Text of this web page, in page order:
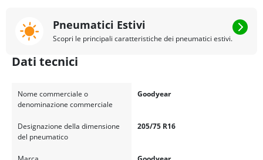
Pneumatici Estivi
Scopri le principali caratteristiche dei pneumatici estivi.
Dati tecnici
Nome commerciale o
denominazione commerciale
Goodyear
Designazione della dimensione
del pneumatico
205/75 R16